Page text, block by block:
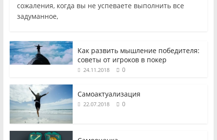
сожаления, когда вы не успеваете выполнить все
задуманное,
Как развить мышление победителя:
советы от игроков в покер
24.11.2018 0
Самоактуализация
22.07.2018 0